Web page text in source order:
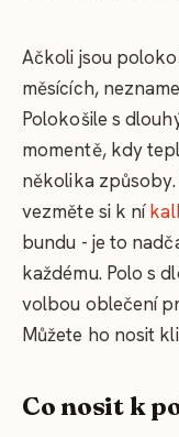
Ačkoli jsou
měsících,
Polokošile s
momentě, kdy
několika
vezměte si k ní
bundu - je to
každému. Polo s
volbou oblečení
Můžete ho nosit
Co nosit k